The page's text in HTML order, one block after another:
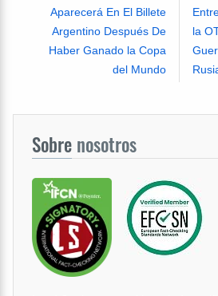
Aparecerá En El Billete
Argentino Después De
Haber Ganado la Copa
del Mundo
la
Sobre nosotros